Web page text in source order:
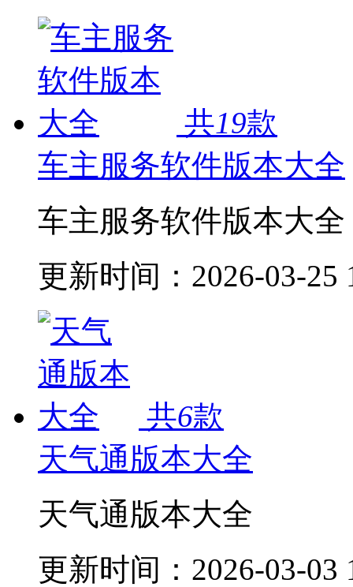
共19款
车主服务软件版本大全
车主服务软件版本大全
更新时间： 2026-03-25
共6款
天气通版本大全
天气通版本大全
更新时间： 2026-03-03